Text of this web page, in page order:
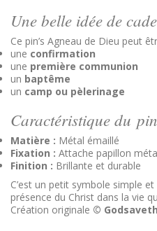
Une belle idée de
Ce pin’s Agneau de Dieu peut
une confirmation
une première communion
un baptême
un camp ou pèlerinage
Caractéristique du
Matière : Métal émaillé
Fixation : Attache papillon
Finition : Brillante et durable
C’est un petit symbole simple
présence du Christ dans la vie
Création originale ©